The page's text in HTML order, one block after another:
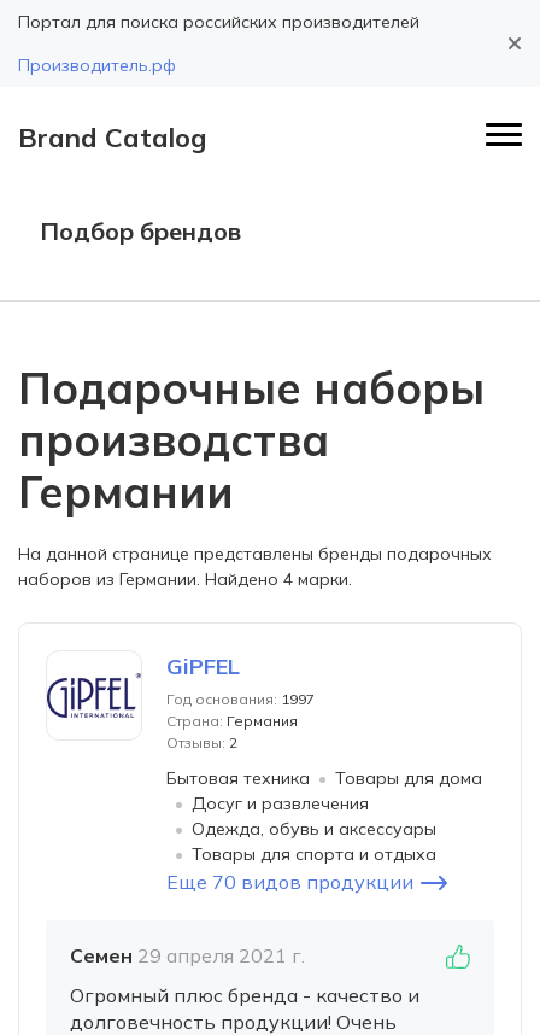
Портал для поиска российских производителей
Производитель.рф
Brand Catalog
Подбор брендов
Подарочные наборы
производства
Германии
На данной странице представлены бренды подарочных
наборов из Германии. Найдено 4 марки.
GiPFEL
Год основания: 1997
Страна: Германия
Отзывы: 2
Бытовая техника
Товары для дома
Досуг и развлечения
Одежда, обувь и аксессуары
Товары для спорта и отдыха
Еще 70 видов продукции
Семен 29 апреля 2021 г.
Огромный плюс бренда - качество и
долговечность продукции! Очень